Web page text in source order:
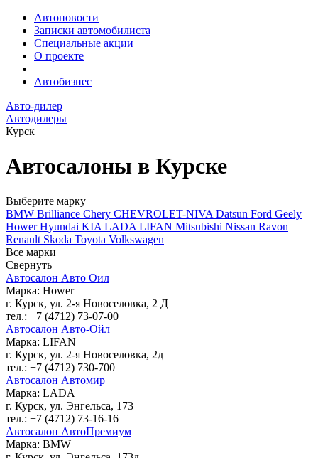
Автоновости
Записки автомобилиста
Специальные акции
О проекте
Автобизнес
Авто-дилер
Автодилеры
Курск
Автосалоны в Курске
Выберите марку
BMW Brilliance Chery CHEVROLET-NIVA Datsun Ford Geely
HowerHyundai KIA LADA LIFAN Mitsubishi Nissan Ravon
Renault Skoda Toyota Volkswagen
Все марки
Свернуть
Автосалон Авто Оил
Марка: Hower
г. Курск, ул. 2-я Новоселовка, 2 Д
тел.: +7 (4712) 73-07-00
Автосалон Авто-Ойл
Марка: LIFAN
г. Курск, ул. 2-я Новоселовка, 2д
тел.: +7 (4712) 730-700
Автосалон Автомир
Марка: LADA
г. Курск, ул. Энгельса, 173
тел.: +7 (4712) 73-16-16
Автосалон АвтоПремиум
Марка: BMW